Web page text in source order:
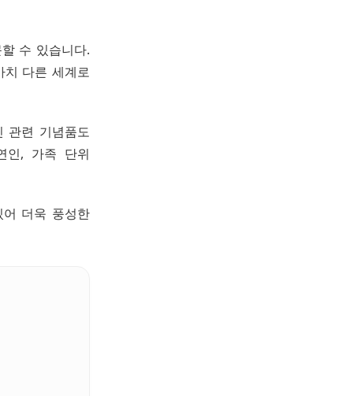
수 있습니다.
치 다른 세계로
관련 기념품도
인, 가족 단위
더욱 풍성한